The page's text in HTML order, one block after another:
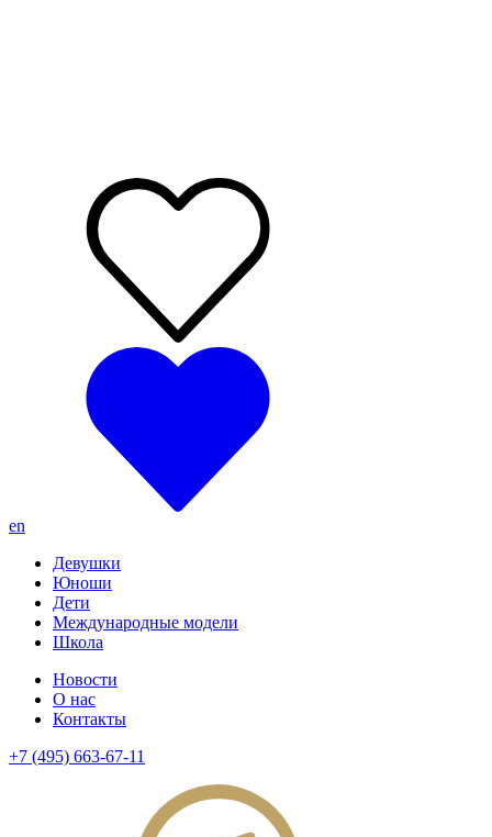
en
Девушки
Юноши
Дети
Международные модели
Школа
Новости
О нас
Контакты
+7 (495) 663-67-11